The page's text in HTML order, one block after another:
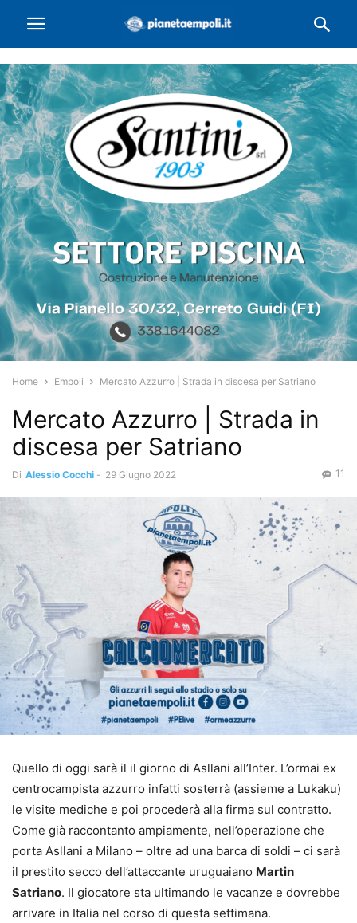
Home Empoli Mercato Azzurro | Strada in discesa per Satriano
Mercato Azzurro | Strada in
discesa per Satriano
Di Alessio Cocchi - 29 Giugno 2022 11
Quello di oggi sarà il il giorno di Asllani all’Inter. L’ormai ex
centrocampista azzurro infatti sosterrà (assieme a Lukaku)
le visite mediche e poi procederà alla firma sul contratto.
Come già raccontanto ampiamente, nell’operazione che
porta Asllani a Milano – oltre ad una barca di soldi – ci sarà
il prestito secco dell’attaccante uruguaiano Martin
Satriano. Il giocatore sta ultimando le vacanze e dovrebbe
arrivare in Italia nel corso di questa settimana.